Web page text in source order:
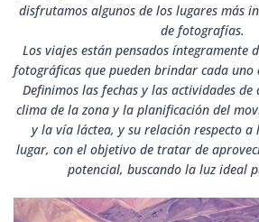
disfrutamos algunos de los lugares más
de fotografías.
Los viajes están pensados íntegramente
fotográficas que pueden brindar cada uno
Definimos las fechas y las actividades
clima de la zona y la planificación del
y la vía láctea, y su relación respecto a
lugar, con el objetivo de tratar de
potencial, buscando la luz ideal